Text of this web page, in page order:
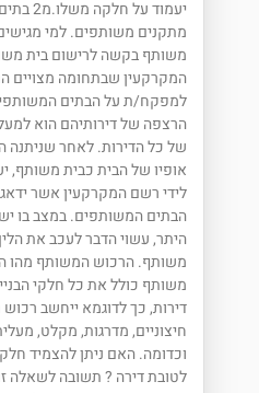
יעמוד
מתקנים משותפים. למי
משותף בקשה לרישום בית
המקרקעין שבתחומה מצויים
למפקח/ת על הבתים
הרצפה של דירותיהם הוא
של כל הדירות. לאחר
אופיו של הבית כבית משותף,
לידי רשם המקרקעין אשר
הבתים המשותפים. במצב בו יש
היתר, עשוי הדבר לעכב את
משותף. הרכוש המשותף מהו
משותף כולל את כל חלקי
דירות, כך לדוגמא ייחשב
חיצוניים, מדרגות, מקלט,
וכדומה. האם ניתן להצמיד
לטובת דירה ? תשובה לשאלה